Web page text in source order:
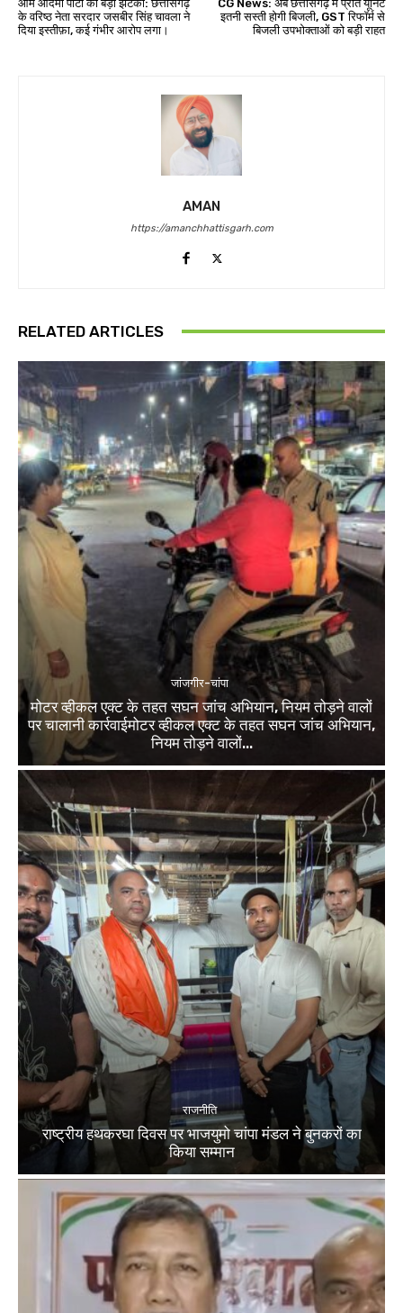
आम आदमी पार्टी को बड़ा झटका: छत्तीसगढ़
के वरिष्ठ नेता सरदार जसबीर सिंह चावला ने
दिया इस्तीफ़ा, कई गंभीर आरोप लगा।
CG News: अब छत्तीसगढ़ में प्रति यूनिट
इतनी सस्ती होगी बिजली, GST रिफॉर्म से
बिजली उपभोक्ताओं को बड़ी राहत
AMAN
https://amanchhattisgarh.com
RELATED ARTICLES
जांजगीर-चांपा
मोटर व्हीकल एक्ट के तहत सघन जांच अभियान, नियम तोड़ने वालों
पर चालानी कार्रवाईमोटर व्हीकल एक्ट के तहत सघन जांच अभियान,
नियम तोड़ने वालों...
राजनीति
राष्ट्रीय हथकरघा दिवस पर भाजयुमो चांपा मंडल ने बुनकरों का
किया सम्मान